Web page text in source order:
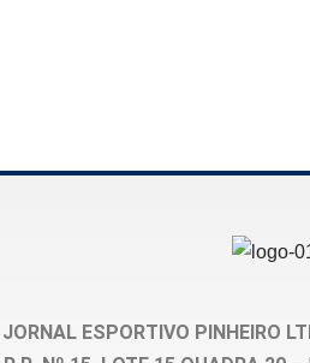
JORNAL ESPORTIVO PINHEIRO